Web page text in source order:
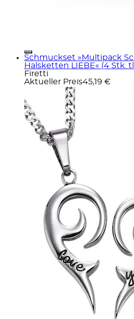
Schmuckset »Multipack
Halsketten LIEBE« (4 Stk.
Firetti
Aktueller Preis45,19 €